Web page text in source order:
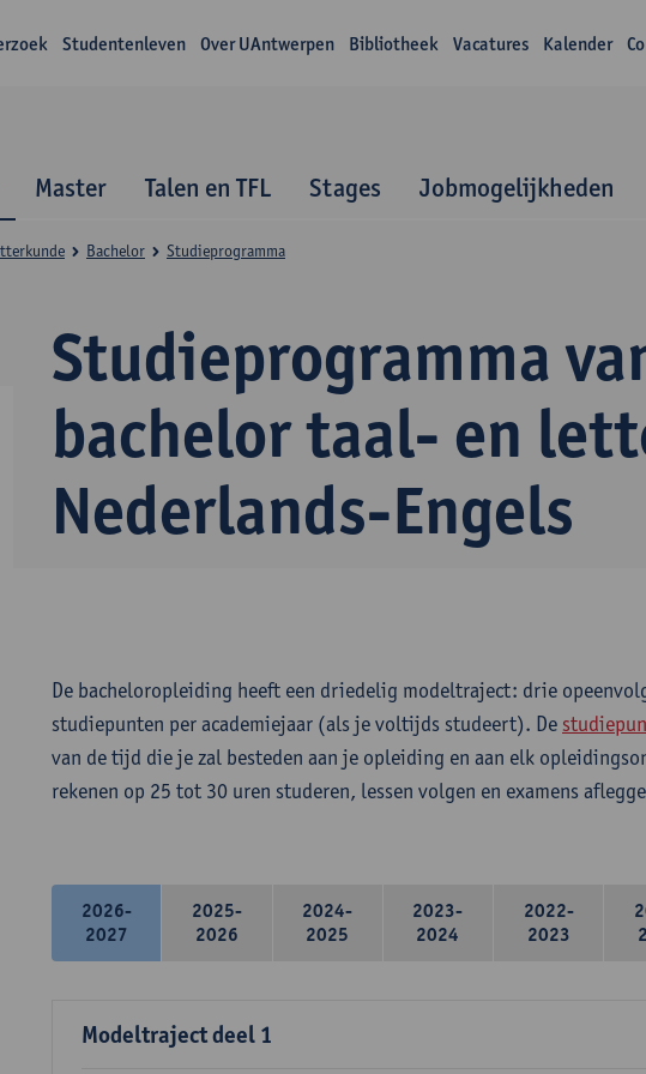
Studentenleven Over UAntwerpen Bibliotheek Vacatures Kalender
Master Talen en TFL Stages Jobmogelijkheden
Studieprogramma
bachelor taal- en
Nederlands-Engels
Bachelor Studieprogramma
De bacheloropleiding heeft een driedelig modeltraject: drie
studiepunten per academiejaar (als je voltijds studeert). De
van de tijd die je zal besteden aan je opleiding en aan elk
rekenen op 25 tot 30 uren studeren, lessen volgen en examens
2026-
2027
2025-
2026
2024-
2025
2023-
2024
2022-
2023
Modeltraject deel 1